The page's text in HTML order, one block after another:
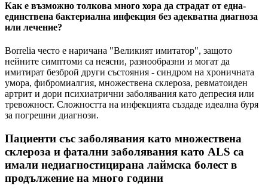
Как е възможно толкова много хора да страдат от една-
единствена бактериална инфекция без адекватна диагноза
или лечение?
Borrelia често е наричана "Великият имитатор", защото
нейните симптоми са неясни, разнообразни и могат да
имитират безброй други състояния - синдром на хроничната
умора, фибромиалгия, множествена склероза, ревматоиден
артрит и дори психиатрични заболявания като депресия или
тревожност. Сложността на инфекцията създаде идеална буря
за погрешни диагнози.
Пациенти със заболявания като множествена
склероза и фатални заболявания като ALS са
имали недиагностицирана лаймска болест в
продължение на много години